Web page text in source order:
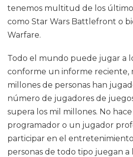
tenemos multitud de los
como Star Wars Battlefront o
Warfare.
Todo el mundo puede jugar a
conforme un informe reciente,
millones de personas han
número de jugadores de
supera los mil millones. No
programador o un jugador
participar en el
personas de todo tipo juegan a